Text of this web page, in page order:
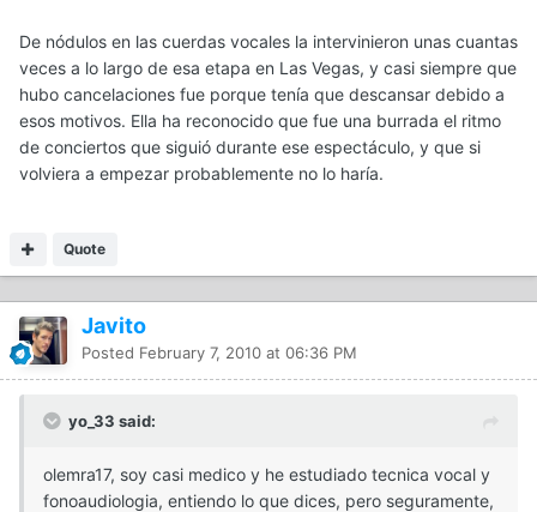
De nódulos en las cuerdas vocales la intervinieron unas cuantas
veces a lo largo de esa etapa en Las Vegas, y casi siempre que
hubo cancelaciones fue porque tenía que descansar debido a
esos motivos. Ella ha reconocido que fue una burrada el ritmo
de conciertos que siguió durante ese espectáculo, y que si
volviera a empezar probablemente no lo haría.
Quote
Javito
Posted February 7, 2010 at 06:36 PM
yo_33 said:
olemra17, soy casi medico y he estudiado tecnica vocal y
fonoaudiologia, entiendo lo que dices, pero seguramente,